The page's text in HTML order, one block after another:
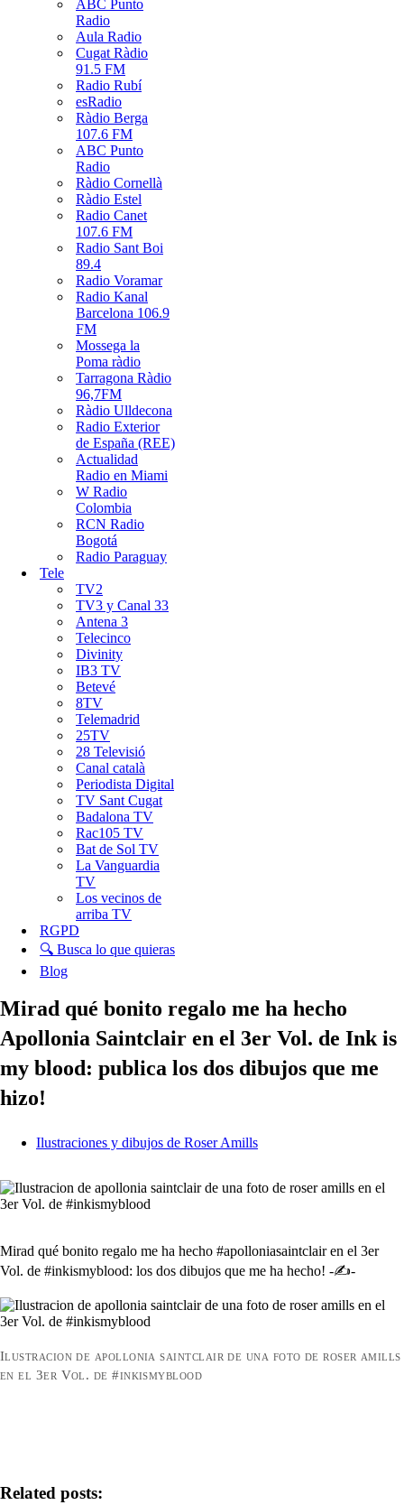
ABC Punto
Radio
Aula Radio
Cugat Ràdio
91.5 FM
Radio Rubí
esRadio
Ràdio Berga
107.6 FM
ABC Punto
Radio
Ràdio Cornellà
Ràdio Estel
Radio Canet
107.6 FM
Radio Sant Boi
89.4
Radio Voramar
Radio Kanal
Barcelona 106.9
FM
Mossega la
Poma ràdio
Tarragona Ràdio
96,7FM
Ràdio Ulldecona
Radio Exterior
de España (REE)
Actualidad
Radio en Miami
W Radio
Colombia
RCN Radio
Bogotá
Radio Paraguay
Tele
TV2
TV3 y Canal 33
Antena 3
Telecinco
Divinity
IB3 TV
Betevé
8TV
Telemadrid
25TV
28 Televisió
Canal català
Periodista Digital
TV Sant Cugat
Badalona TV
Rac105 TV
Bat de Sol TV
La Vanguardia
TV
Los vecinos de
arriba TV
RGPD
🔍 Busca lo que quieras
Blog
Mirad qué bonito regalo me ha hecho
Apollonia Saintclair en el 3er Vol. de Ink is
my blood: publica los dos dibujos que me
hizo!
Ilustraciones y dibujos de Roser Amills
Mirad qué bonito regalo me ha hecho #apolloniasaintclair en el 3er
Vol. de #inkismyblood: los dos dibujos que me ha hecho! -✍-
Ilustracion de apollonia saintclair de una foto de roser amills
en el 3er Vol. de #inkismyblood
Related posts: